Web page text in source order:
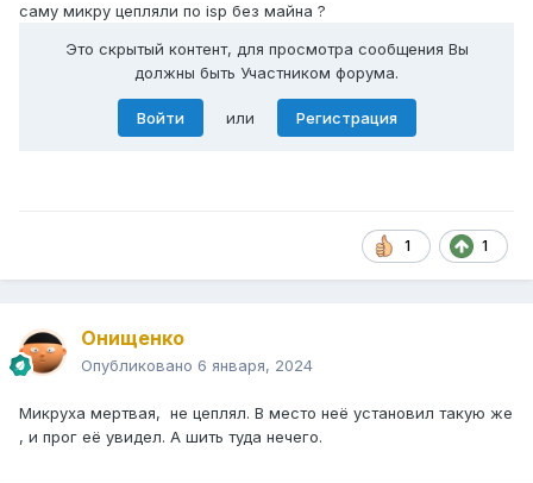
саму микру цепляли по isp без майна ?
Это скрытый контент, для просмотра сообщения Вы
должны быть Участником форума.
Войти или Регистрация
1 1
Онищенко
Опубликовано 6 января, 2024
Микруха мертвая, не цеплял. В место неё установил такую же
, и прог её увидел. А шить туда нечего.